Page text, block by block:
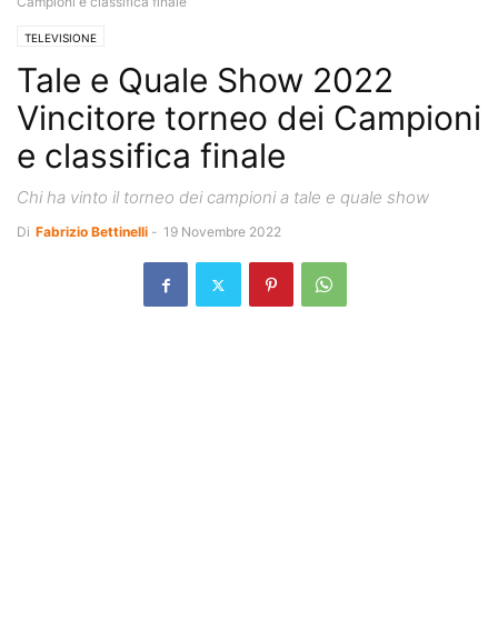
TELEVISIONE
Tale e Quale Show 2022
Vincitore torneo dei Campioni
e classifica finale
Chi ha vinto il torneo dei campioni a tale e quale show
Di Fabrizio Bettinelli - 19 Novembre 2022